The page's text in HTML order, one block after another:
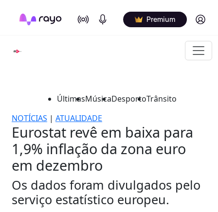
On Air Podcasts Premium Log in
ÚltimasMúsicaDesportoTrânsito
NOTÍCIAS | ATUALIDADE
Eurostat revê em baixa para
1,9% inflação da zona euro
em dezembro
Os dados foram divulgados pelo
serviço estatístico europeu.